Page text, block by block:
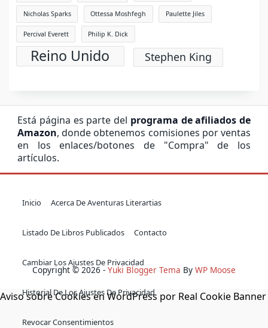
Nicholas Sparks Ottessa Moshfegh Paulette Jiles
Percival Everett Philip K. Dick
Reino Unido Stephen King
Está página es parte del programa de afiliados de
Amazon, donde obtenemos comisiones por ventas
en los enlaces/botones de "Compra" de los
artículos.
Inicio Acerca De Aventuras Literartias
Listado De Libros Publicados Contacto
Cambiar Los Ajustes De Privacidad
Historial De Los Ajustes De Privacidad
Revocar Consentimientos
Copyright © 2026 - Yuki Blogger Tema By WP Moose
Aviso sobre Cookies en WordPress por Real Cookie Banner